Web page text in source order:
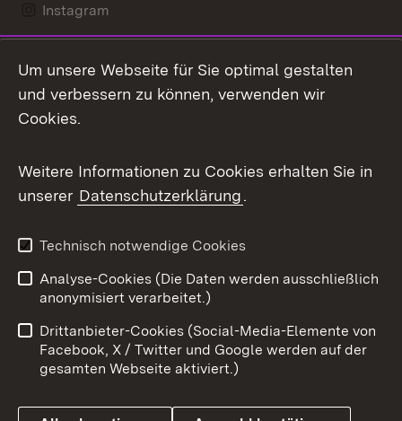
Instagram
Mastodon
Messenger
Social Wall
X / Twitter
Youtube
Benutzungshinweise
Barrierefreiheit
Datenschutz
Cookies
Um unsere Webseite für Sie optimal gestalten
und verbessern zu können, verwenden wir
Cookies.
Weitere Informationen zu Cookies erhalten Sie in
unserer Datenschutzerklärung.
Technisch notwendige Cookies
Analyse-Cookies (Die Daten werden ausschließlich
anonymisiert verarbeitet.)
Drittanbieter-Cookies (Social-Media-Elemente von
Facebook, X / Twitter und Google werden auf der
gesamten Webseite aktiviert.)